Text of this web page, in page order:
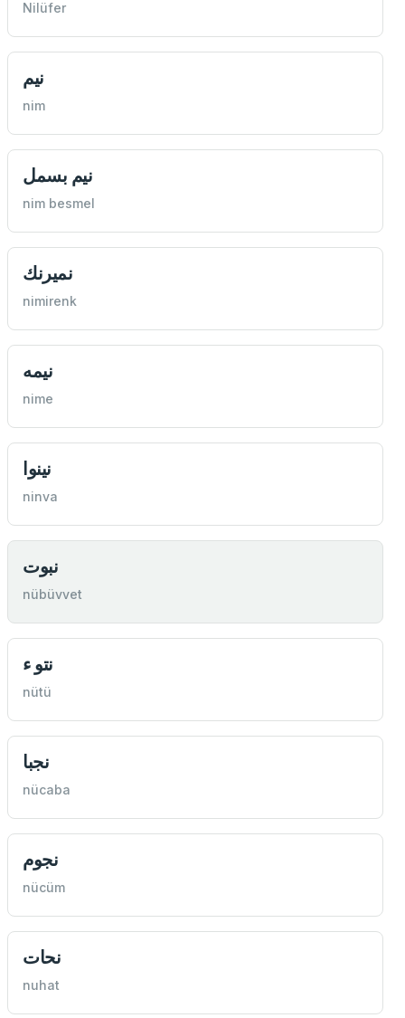
Nilüfer
نيم
nim
نيم بسمل
nim besmel
نميرنك
nimirenk
نيمه
nime
نينوا
ninva
نبوت
nübüvvet
نتو ء
nütü
نجبا
nücaba
نجوم
nücüm
نحات
nuhat